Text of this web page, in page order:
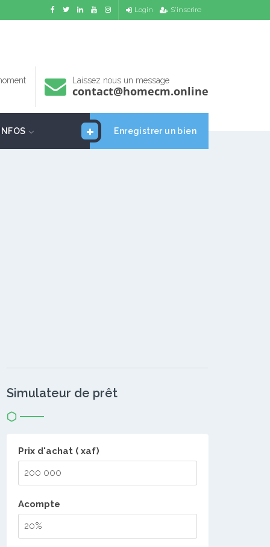
Login S'inscrire
Laissez nous un message
contact@homecm.online
Enregistrer un bien
INFOS
Simulateur de prêt
Prix d'achat ( xaf)
Acompte